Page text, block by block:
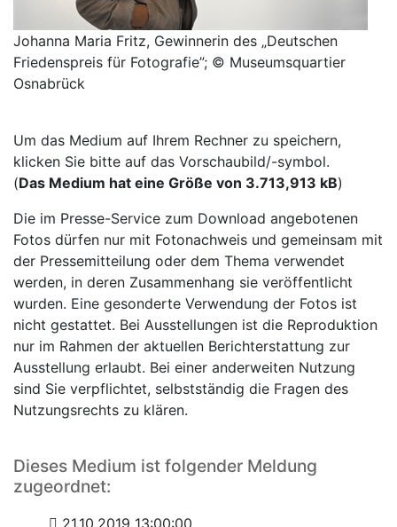
Johanna Maria Fritz, Gewinnerin des „Deutschen
Friedenspreis für Fotografie”; © Museumsquartier
Osnabrück
Um das Medium auf Ihrem Rechner zu speichern,
klicken Sie bitte auf das Vorschaubild/-symbol.
(Das Medium hat eine Größe von 3.713,913 kB)
Die im Presse-Service zum Download angebotenen
Fotos dürfen nur mit Fotonachweis und gemeinsam mit
der Pressemitteilung oder dem Thema verwendet
werden, in deren Zusammenhang sie veröffentlicht
wurden. Eine gesonderte Verwendung der Fotos ist
nicht gestattet. Bei Ausstellungen ist die Reproduktion
nur im Rahmen der aktuellen Berichterstattung zur
Ausstellung erlaubt. Bei einer anderweiten Nutzung
sind Sie verpflichtet, selbstständig die Fragen des
Nutzungsrechts zu klären.
Dieses Medium ist folgender Meldung
zugeordnet:
21.10.2019 13:00:00